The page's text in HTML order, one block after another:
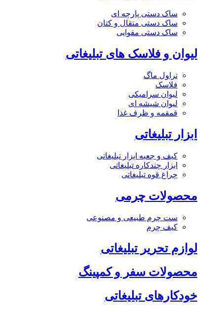
ساک دستی پارچه ای
ساک دستی متقال و کتان
ساک دستی مقوایی
لیوان و فلاسک های تبلیغاتی
تراول ماگ
فلاسک
لیوان سرامیکی
لیوان شیشه ای
قمقمه و ظرف غذا
ابزار تبلیغاتی
کیف و جعبه ابزار تبلیغاتی
ابزار چندکاره تبلیغاتی
چراغ قوه تبلیغاتی
محصولات چرمی
ست چرم طبیعی و مصنوعی
کیف چرم
لوازم تحریر تبلیغاتی
محصولات سفر و کمپینگ
خودکارهای تبلیغاتی